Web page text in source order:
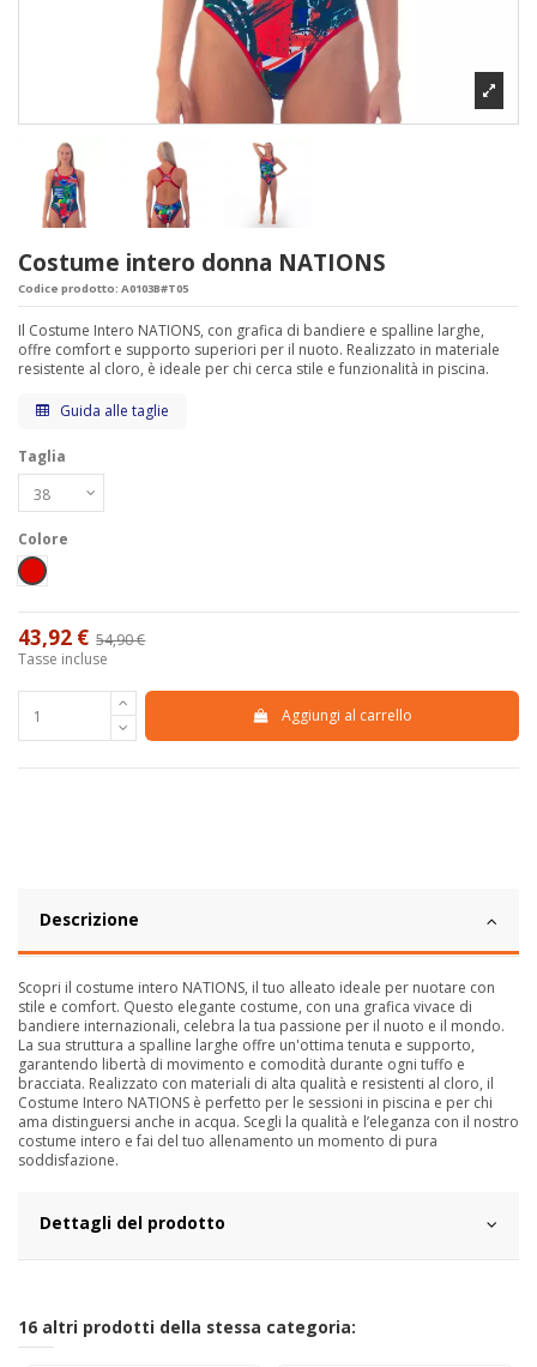
Costume intero donna NATIONS
Codice prodotto: A0103B#T05
Il Costume Intero NATIONS, con grafica di bandiere e spalline larghe,
offre comfort e supporto superiori per il nuoto. Realizzato in materiale
resistente al cloro, è ideale per chi cerca stile e funzionalità in piscina.
Guida alle taglie
Taglia
Colore
Rosso
43,92 € 54,90 €
Tasse incluse
Aggiungi al carrello
Descrizione
Scopri il costume intero NATIONS, il tuo alleato ideale per nuotare con
stile e comfort. Questo elegante costume, con una grafica vivace di
bandiere internazionali, celebra la tua passione per il nuoto e il mondo.
La sua struttura a spalline larghe offre un'ottima tenuta e supporto,
garantendo libertà di movimento e comodità durante ogni tuffo e
bracciata. Realizzato con materiali di alta qualità e resistenti al cloro, il
Costume Intero NATIONS è perfetto per le sessioni in piscina e per chi
ama distinguersi anche in acqua. Scegli la qualità e l’eleganza con il nostro
costume intero e fai del tuo allenamento un momento di pura
soddisfazione.
Dettagli del prodotto
16 altri prodotti della stessa categoria: